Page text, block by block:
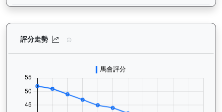
評分走勢 背背龍（H374）— 評分走勢圖表：追蹤香港